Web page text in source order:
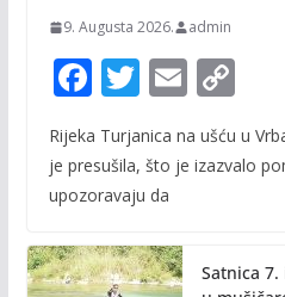
9. Augusta 2026. admin
F
e
b
o
T
itt
er
E
m
ai
C
p
n
Rijeka Turjanica na ušću u
je presušila, što je izazvalo
upozoravaju da
Satnica